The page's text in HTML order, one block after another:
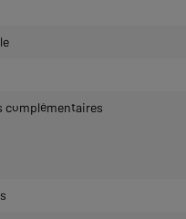
complémentaires